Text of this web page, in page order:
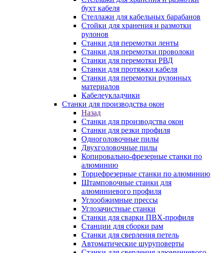
бухт кабеля
Стеллажи для кабельных барабанов
Стойки для хранения и размотки
рулонов
Станки для перемотки ленты
Станки для перемотки проволоки
Станки для перемотки РВД
Станки для протяжки кабеля
Станки для перемотки рулонных
материалов
Кабелеукладчики
Станки для производства окон
Назад
Станки для производства окон
Станки для резки профиля
Одноголовочные пилы
Двухголовочные пилы
Копировально-фрезерные станки по
алюминию
Торцефрезерные станки по алюминию
Штамповочные станки для
алюминиевого профиля
Углообжимные прессы
Углозачистные станки
Станки для сварки ПВХ-профиля
Станции для сборки рам
Станки для сверления петель
Автоматические шуруповерты